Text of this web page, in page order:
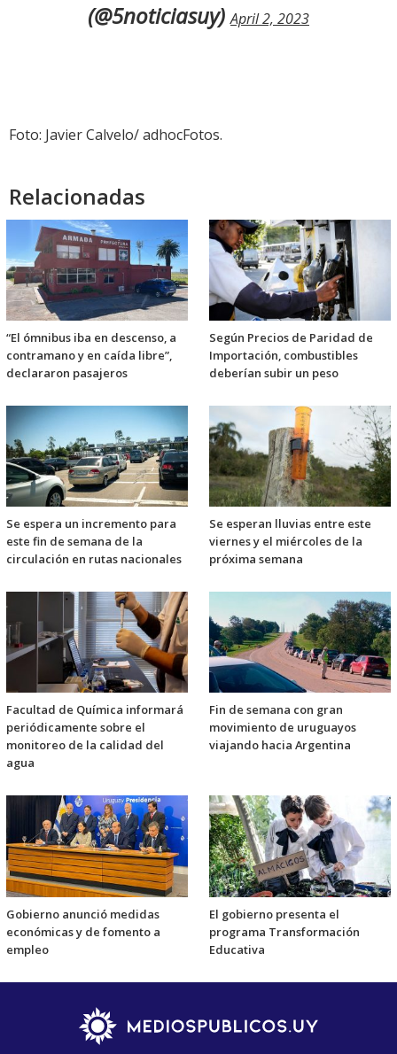
(@5noticiasuy)April 2, 2023
Foto: Javier Calvelo/ adhocFotos.
Relacionadas
“El ómnibus iba en descenso, a
contramano y en caída libre”,
declararon pasajeros
Según Precios de Paridad de
Importación, combustibles
deberían subir un peso
Se espera un incremento para
este fin de semana de la
circulación en rutas nacionales
Se esperan lluvias entre este
viernes y el miércoles de la
próxima semana
Facultad de Química informará
periódicamente sobre el
monitoreo de la calidad del
agua
Fin de semana con gran
movimiento de uruguayos
viajando hacia Argentina
Gobierno anunció medidas
económicas y de fomento a
empleo
El gobierno presenta el
programa Transformación
Educativa